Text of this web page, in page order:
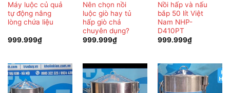
Máy luộc củ quả
tự động nâng
lòng chứa liệu
999.999₫
Nên chọn nồi
luộc giò hay tủ
hấp giò chả
chuyên dụng?
999.999₫
Nồi hấp và nấu
bắp 50 lít Việt
Nam NHP-
D410PT
999.999₫